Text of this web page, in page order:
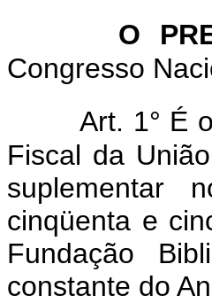
O
Congresso
Art. 1° É
Fiscal da União
suplementar
cinqüenta e
Fundação
constante do